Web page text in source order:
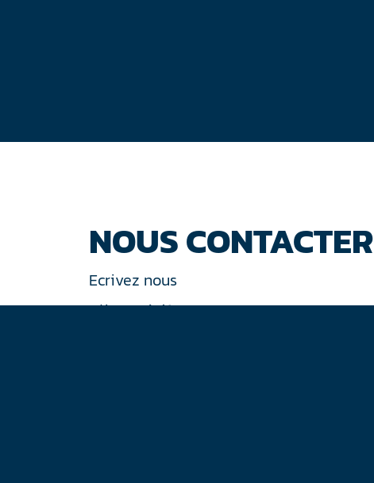
NOUS CONTACTER
Ecrivez nous
Tél : +33 (0)1 44 77 94 77